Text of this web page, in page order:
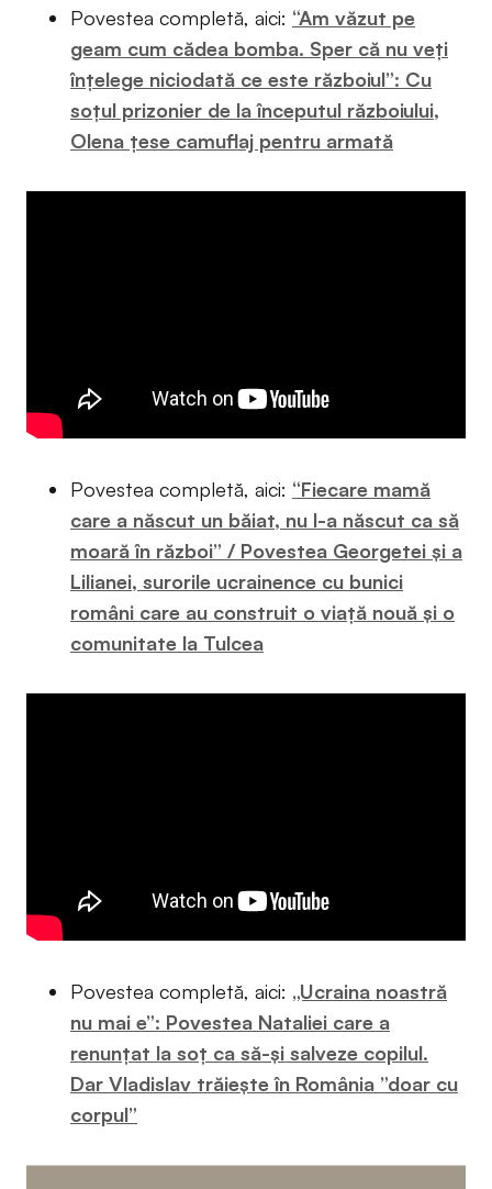
Povestea completă, aici: “Am văzut pe
geam cum cădea bomba. Sper că nu veţi
înţelege niciodată ce este războiul”: Cu
soțul prizonier de la începutul războiului,
Olena țese camuflaj pentru armată
Povestea completă, aici: “Fiecare mamă
care a născut un băiat, nu l-a născut ca să
moară în război” / Povestea Georgetei și a
Lilianei, surorile ucrainence cu bunici
români care au construit o viață nouă și o
comunitate la Tulcea
Povestea completă, aici: „Ucraina noastră
nu mai e”: Povestea Nataliei care a
renunțat la soț ca să-și salveze copilul.
Dar Vladislav trăiește în România ”doar cu
corpul”